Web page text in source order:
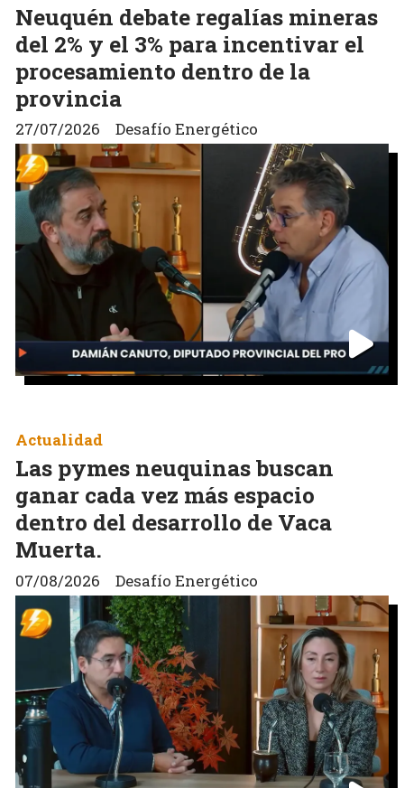
Neuquén debate regalías mineras
del 2% y el 3% para incentivar el
procesamiento dentro de la
provincia
Desafío Energético
27/07/2026
Las pymes neuquinas buscan
ganar cada vez más espacio
dentro del desarrollo de Vaca
Muerta.
Desafío Energético
Actualidad
07/08/2026